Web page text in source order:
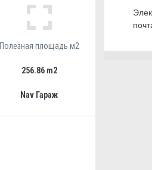
Полезная площадь м2
256.86 m2
Nav Гараж